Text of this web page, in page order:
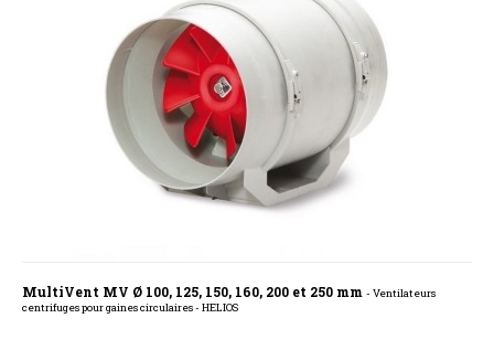
MultiVent MV Ø 100, 125, 150, 160, 200 et 250 mm - Ventilateurs
centrifuges pour gaines circulaires - HELIOS